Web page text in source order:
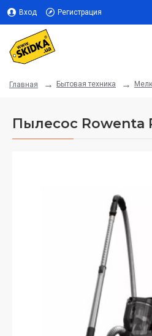
Вход Регистрация
Главная Бытовая техника
Пылесос Rowenta